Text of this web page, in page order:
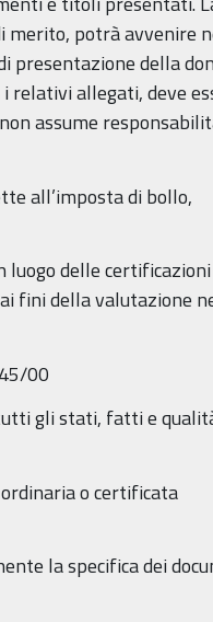
merito, potrà avvenire
presentazione della
relativi allegati, deve
assume
all’imposta di bollo,
luogo delle certificazioni
fini della valutazione
00
gli stati, fatti e
o certificata
la specifica dei